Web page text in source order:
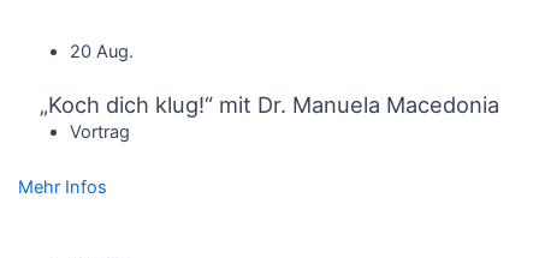
20 Aug.
„Koch dich klug!“ mit Dr. Manuela Macedonia
Vortrag
Mehr Infos